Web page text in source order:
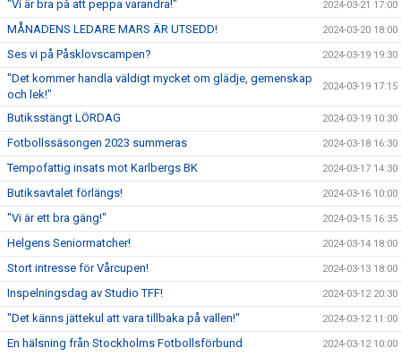
"Vi är bra på att peppa varandra!" 2024-03-21 17:00
MÅNADENS LEDARE MARS ÄR UTSEDD! 2024-03-20 18:00
Ses vi på Påsklovscampen? 2024-03-19 19:30
"Det kommer handla väldigt mycket om glädje, gemenskap
och lek!"
2024-03-19 17:15
Butiksstängt LÖRDAG 2024-03-19 10:30
Fotbollssäsongen 2023 summeras 2024-03-18 16:30
Tempofattig insats mot Karlbergs BK 2024-03-17 14:30
Butiksavtalet förlängs! 2024-03-16 10:00
"Vi är ett bra gäng!" 2024-03-15 16:35
Helgens Seniormatcher! 2024-03-14 18:00
Stort intresse för Vårcupen! 2024-03-13 18:00
Inspelningsdag av Studio TFF! 2024-03-12 20:30
"Det känns jättekul att vara tillbaka på vallen!" 2024-03-12 11:00
En hälsning från Stockholms Fotbollsförbund 2024-03-12 10:00